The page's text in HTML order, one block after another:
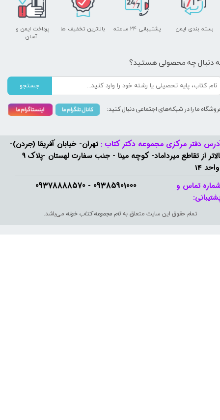
09385901000 - 09378888570​​​​​​​
دفتر مرکزی مجموعه دکتر کتاب : تهران- خیابان آفریقا (جردن)-
بالاتر از تقاطع میرداماد- کوچه مینا - جنب سفارت لهستان -پلاک 9
14
تمام حقوق این سایت متعلق بهنام مجموعه کتاب خونه می‌باشد.
تماس و
پشتیبانی ۲۴ ساعته
پرداخت ایمن و ​​​​​​​
آسان
بسته بندی ایمن بالاترین تخفیف ها
دنبال چه محصولی هستید؟
جستجو
ما را در شبکه‌های اجتماعی دنبال کنید: